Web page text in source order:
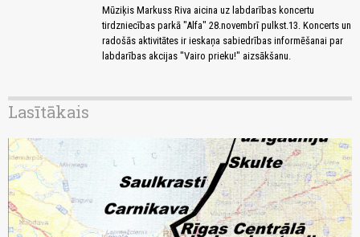
Mūziķis Markuss Riva aicina uz labdarības koncertu
tirdzniecības parkā "Alfa" 28.novembrī pulkst.13. Koncerts un
radošās aktivitātes ir ieskaņa sabiedrības informēšanai par
labdarības akcijas "Vairo prieku!" aizsākšanu.
Lasītākais